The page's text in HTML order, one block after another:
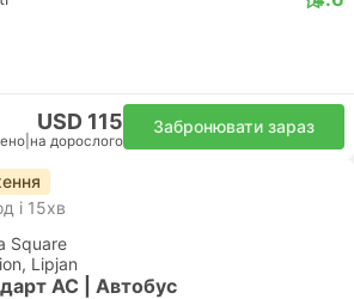
USD 115
на дорослого
Забронювати зараз
і 15хв
Square
Lipjan
АС | Автобус